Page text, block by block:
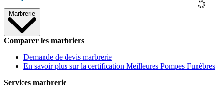
Marbrerie
Comparer les marbriers
Demande de devis marbrerie
En savoir plus sur la certification Meilleures Pompes Funèbres
Services marbrerie